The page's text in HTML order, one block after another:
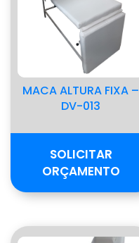
MACA ALTURA FIXA –
DV-013
SOLICITAR
ORÇAMENTO